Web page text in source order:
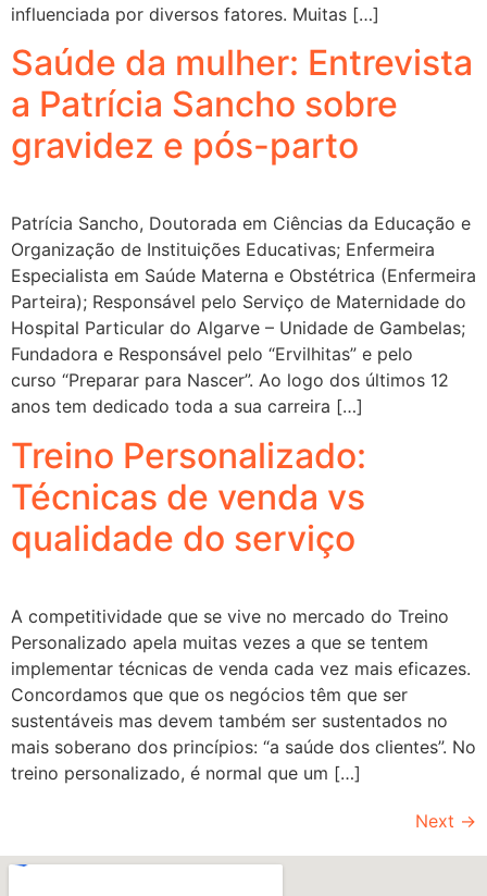
influenciada por diversos fatores. Muitas […]
Saúde da mulher: Entrevista
a Patrícia Sancho sobre
gravidez e pós-parto
Patrícia Sancho, Doutorada em Ciências da Educação e
Organização de Instituições Educativas; Enfermeira
Especialista em Saúde Materna e Obstétrica (Enfermeira
Parteira); Responsável pelo Serviço de Maternidade do
Hospital Particular do Algarve – Unidade de Gambelas;
Fundadora e Responsável pelo “Ervilhitas” e pelo
curso “Preparar para Nascer”. Ao logo dos últimos 12
anos tem dedicado toda a sua carreira […]
Treino Personalizado:
Técnicas de venda vs
qualidade do serviço
A competitividade que se vive no mercado do Treino
Personalizado apela muitas vezes a que se tentem
implementar técnicas de venda cada vez mais eficazes.
Concordamos que que os negócios têm que ser
sustentáveis mas devem também ser sustentados no
mais soberano dos princípios: “a saúde dos clientes”. No
treino personalizado, é normal que um […]
Next →